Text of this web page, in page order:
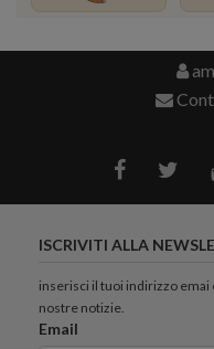
ISCRIVITI ALLA
inserisci il tuoi indirizzo
nostre notizie.
Email